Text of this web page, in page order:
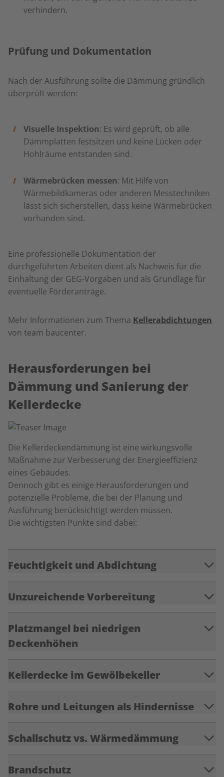
verhindern.
Prüfung und Dokumentation
Nach der Ausführung sollte die Dämmung gründlich
überprüft werden:
Visuelle Inspektion: Es wird geprüft, ob alle
Dämmplatten festsitzen und keine Lücken oder
Hohlräume entstanden sind.
Wärmebrücken messen: Mit Hilfe von
Wärmebildkameras oder anderen Messtechniken
lässt sich sicherstellen, dass keine Wärmebrücken
vorhanden sind.
Eine professionelle Dokumentation der
durchgeführten Arbeiten dient als Nachweis für die
Einhaltung der GEG-Vorgaben und als Grundlage für
eventuelle Förderanträge.
Mehr Informationen zum Thema Kellerabdichtungen
von team baucenter.
Herausforderungen bei
Dämmung und Sanierung der
Kellerdecke
Die Kellerdeckendämmung ist eine wirkungsvolle
Maßnahme zur Verbesserung der Energieeffizienz
eines Gebäudes.
Dennoch gibt es einige Herausforderungen und
potenzielle Probleme, die bei der Planung und
Ausführung berücksichtigt werden müssen.
Die wichtigsten Punkte sind dabei:
Feuchtigkeit und Abdichtung
Unzureichende Vorbereitung
Platzmangel bei niedrigen
Deckenhöhen
Kellerdecke im Gewölbekeller
Rohre und Leitungen als Hindernisse
Schallschutz vs. Wärmedämmung
Brandschutz